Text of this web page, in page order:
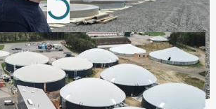
Loading...